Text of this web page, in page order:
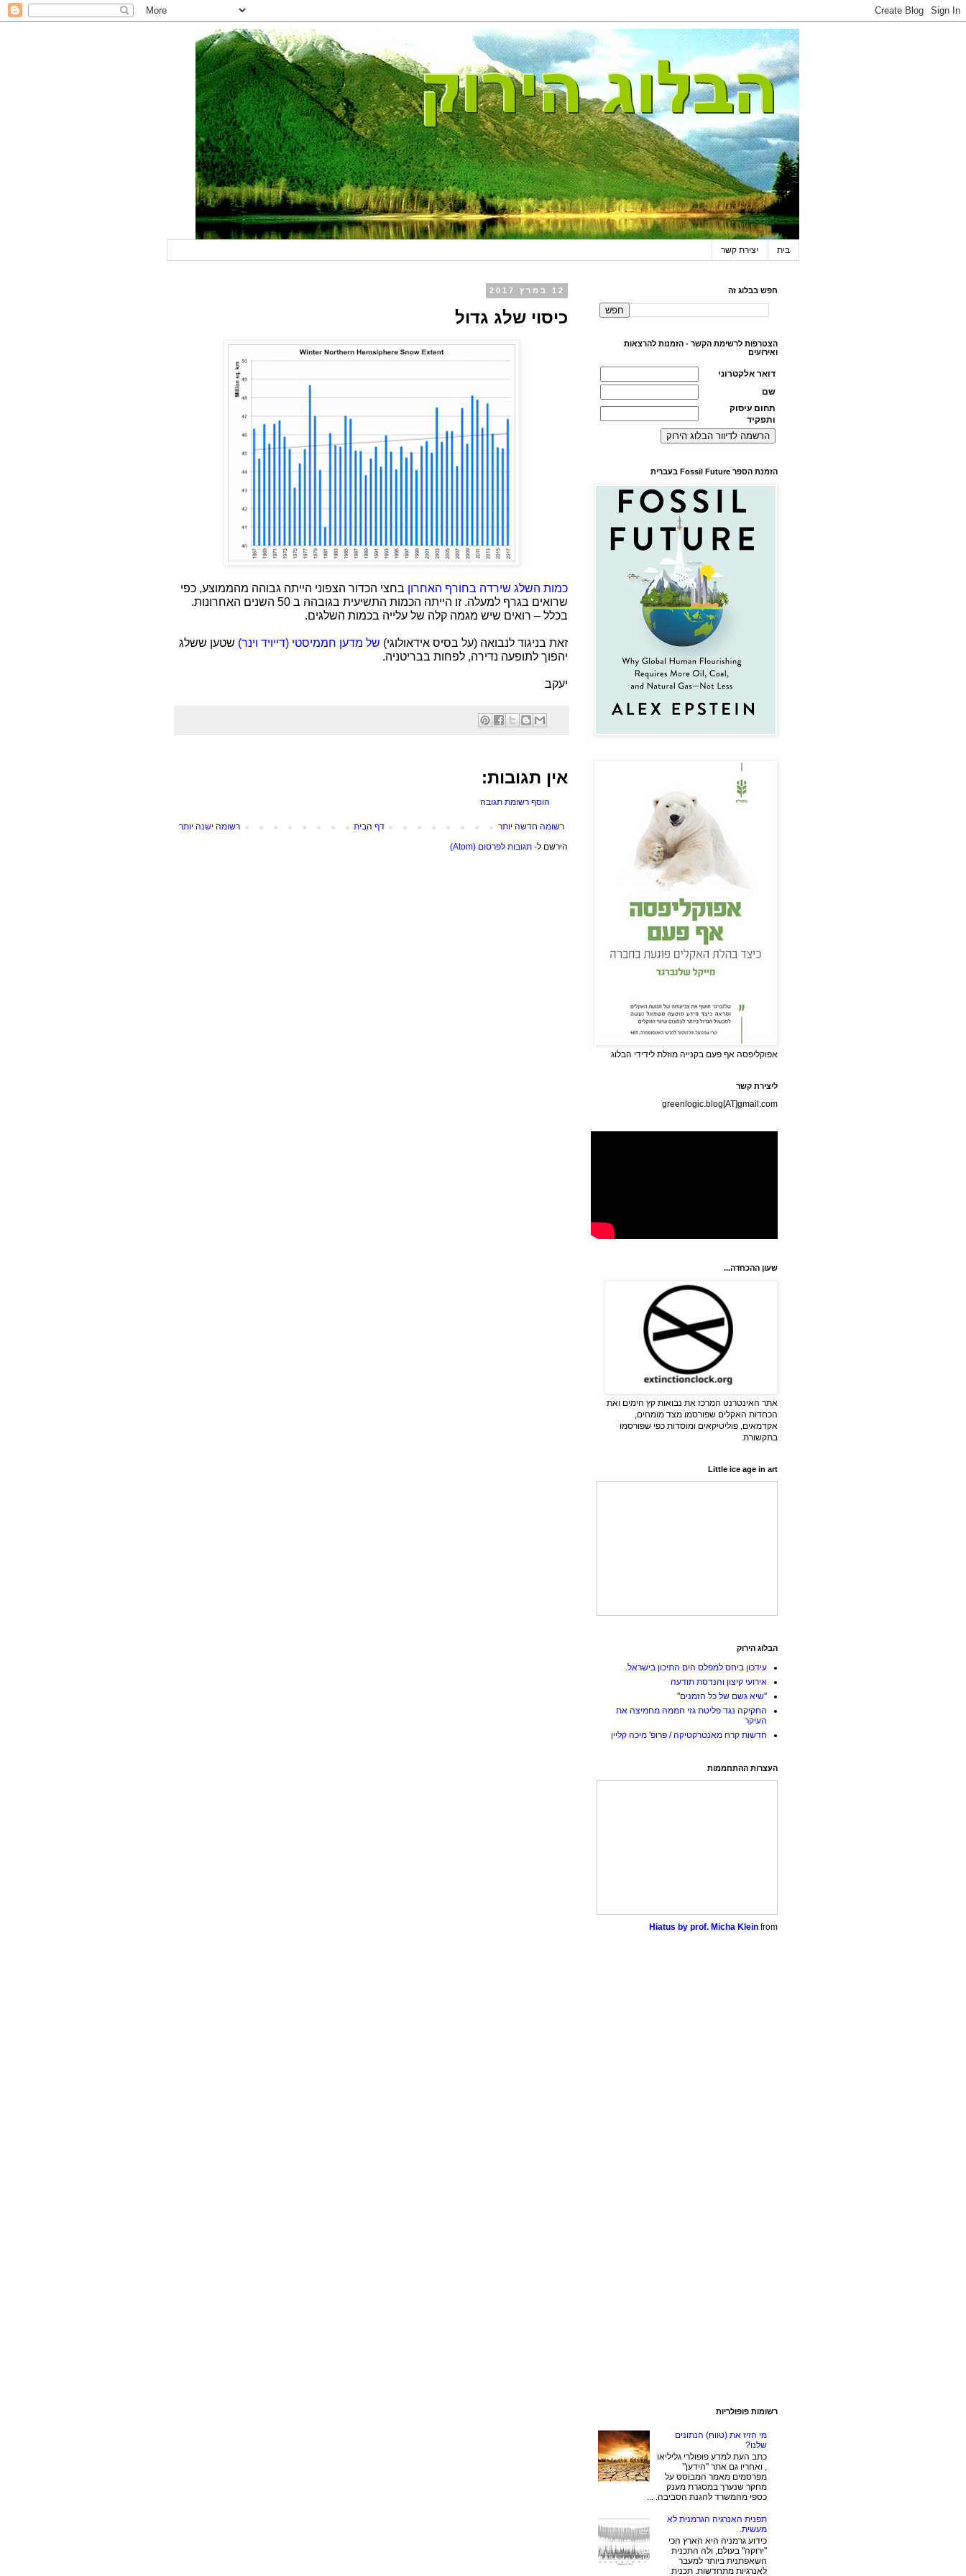
בית יצירת קשר
12 במרץ 2017
כיסוי שלג גדול
כמות השלג שירדה בחורף האחרון בחצי הכדור הצפוני הייתה גבוהה מהממוצע, כפי
שרואים בגרף למעלה. זו הייתה הכמות התשיעית בגובהה ב 50 השנים האחרונות.
בכלל – רואים שיש מגמה קלה של עלייה בכמות השלגים.
זאת בניגוד לנבואה (על בסיס אידאולוגי) של מדען חממיסטי (דייויד וינר) שטען ששלג
יהפוך לתופעה נדירה, לפחות בבריטניה.
יעקב
אין תגובות:
הוסף רשומת תגובה
רשומה חדשה יותר רשומה ישנה יותר
דף הבית
הירשם ל- תגובות לפרסום (Atom)
חפש בבלוג זה
הצטרפות לרשימת הקשר - הזמנות להרצאות
ואירועים
דואר אלקטרוני
שם
תחום עיסוק
ותפקיד
הזמנת הספר Fossil Future בעברית
אפוקליפסה אף פעם בקנייה מוזלת לידידי הבלוג
ליצירת קשר
greenlogic.blog[AT]gmail.com
שעון ההכחדה...
אתר האינטרנט המרכז את נבואות קץ הימים ואת
הכחדות האקלים שפורסמו מצד מומחים,
אקדמאים, פוליטיקאים ומוסדות כפי שפורסמו
בתקשורת.
Little ice age in art
הבלוג הירוק
עידכון ביחס למפלס הים התיכון בישראל.
אירועי קיצון והנדסת תודעה
"שיא גשם של כל הזמנים"
החקיקה נגד פליטת גזי חממה מחמיצה את
העיקר
חדשות קרח מאנטרקטיקה / פרופ' מיכה קליין
העצרות ההתחממות
Hiatus by prof. Micha Klein from
רשומות פופולריות
מי הזיז את (טווח) הנתונים
שלנו?
כתב העת למדע פופולרי גליליאו
, ואחריו גם אתר "הידען"
מפרסמים מאמר המבוסס על
מחקר שנערך במסגרת מענק
כספי מהמשרד להגנת הסביבה. ...
תפנית האנרגיה הגרמנית לא
מעשית.
כידוע גרמניה היא הארץ הכי
"ירוקה" בעולם, ולה התכנית
השאפתנית ביותר למעבר
לאנרגיות מתחדשות. תכנית